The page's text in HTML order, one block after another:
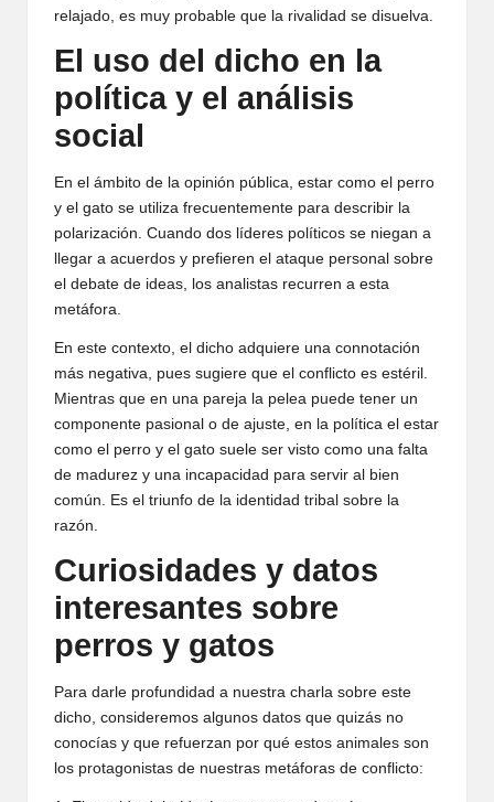
relajado, es muy probable que la rivalidad se disuelva.
El uso del dicho en la
política y el análisis
social
En el ámbito de la opinión pública, estar como el perro
y el gato se utiliza frecuentemente para describir la
polarización. Cuando dos líderes políticos se niegan a
llegar a acuerdos y prefieren el ataque personal sobre
el debate de ideas, los analistas recurren a esta
metáfora.
En este contexto, el dicho adquiere una connotación
más negativa, pues sugiere que el conflicto es estéril.
Mientras que en una pareja la pelea puede tener un
componente pasional o de ajuste, en la política el estar
como el perro y el gato suele ser visto como una falta
de madurez y una incapacidad para servir al bien
común. Es el triunfo de la identidad tribal sobre la
razón.
Curiosidades y datos
interesantes sobre
perros y gatos
Para darle profundidad a nuestra charla sobre este
dicho, consideremos algunos datos que quizás no
conocías y que refuerzan por qué estos animales son
los protagonistas de nuestras metáforas de conflicto: